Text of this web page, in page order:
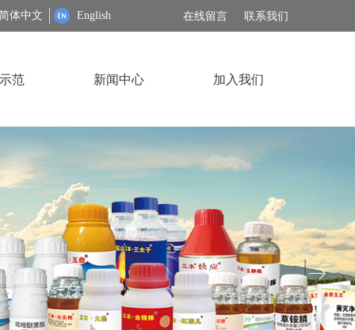
体中文 English 在线留言 联系我们
范 新闻中心 加入我们
ꁹ